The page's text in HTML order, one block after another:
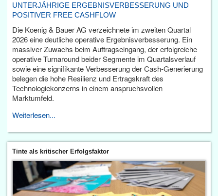
UNTERJÄHRIGE ERGEBNISVERBESSERUNG UND
POSITIVER FREE CASHFLOW
Die Koenig & Bauer AG verzeichnete im zweiten Quartal
2026 eine deutliche operative Ergebnisverbesserung. Ein
massiver Zuwachs beim Auftragseingang, der erfolgreiche
operative Turnaround beider Segmente im Quartalsverlauf
sowie eine signifikante Verbesserung der Cash-Generierung
belegen die hohe Resilienz und Ertragskraft des
Technologiekonzerns in einem anspruchsvollen
Marktumfeld.
Weiterlesen...
Tinte als kritischer Erfolgsfaktor